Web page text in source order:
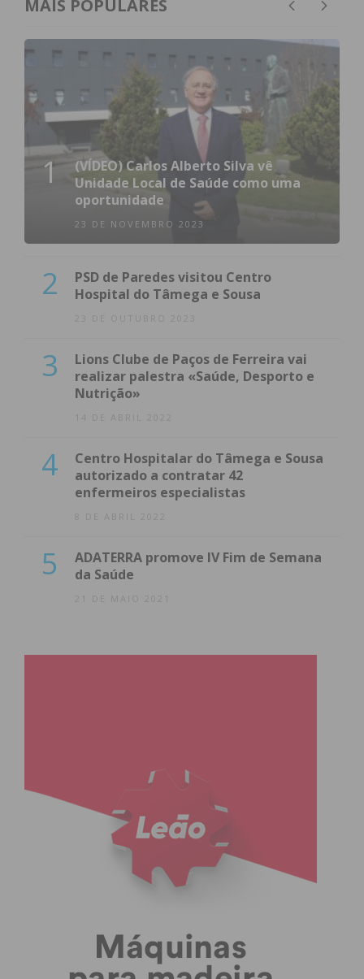
Eu li e concordo com os
termos e
MAIS POPULARES
1
(VÍDEO) Carlos Alberto Silva vê
Unidade Local de Saúde como uma
oportunidade
23 DE NOVEMBRO 2023
2
PSD de Paredes visitou Centro
Hospital do Tâmega e Sousa
23 DE OUTUBRO 2023
3
Lions Clube de Paços de Ferreira vai
realizar palestra «Saúde, Desporto e
Nutrição»
14 DE ABRIL 2022
4
Centro Hospitalar do Tâmega e Sousa
autorizado a contratar 42
enfermeiros especialistas
8 DE ABRIL 2022
5
ADATERRA promove IV Fim de Semana
da Saúde
21 DE MAIO 2021